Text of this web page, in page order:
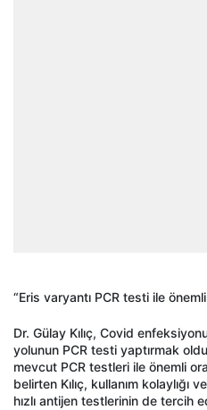
“Eris varyantı PCR testi ile
Dr. Gülay Kılıç, Covid
yolunun PCR testi yaptırmak
mevcut PCR testleri ile önemli
belirten Kılıç, kullanım kolaylığı
hızlı antijen testlerinin de tercih